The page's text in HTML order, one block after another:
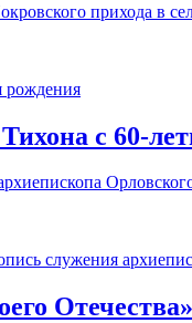
прихода в
с 60-